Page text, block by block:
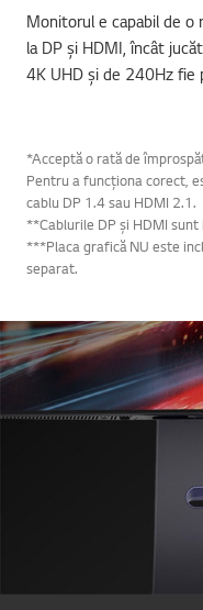
Monitorul e capabil de o
la DP și HDMI, încât
4K UHD și de 240Hz fie
*Acceptă o rată de
Pentru a funcționa corect,
cablu DP 1.4 sau HDMI 2.1.
**Cablurile DP și HDMI sunt
***Placa grafică NU este
separat.